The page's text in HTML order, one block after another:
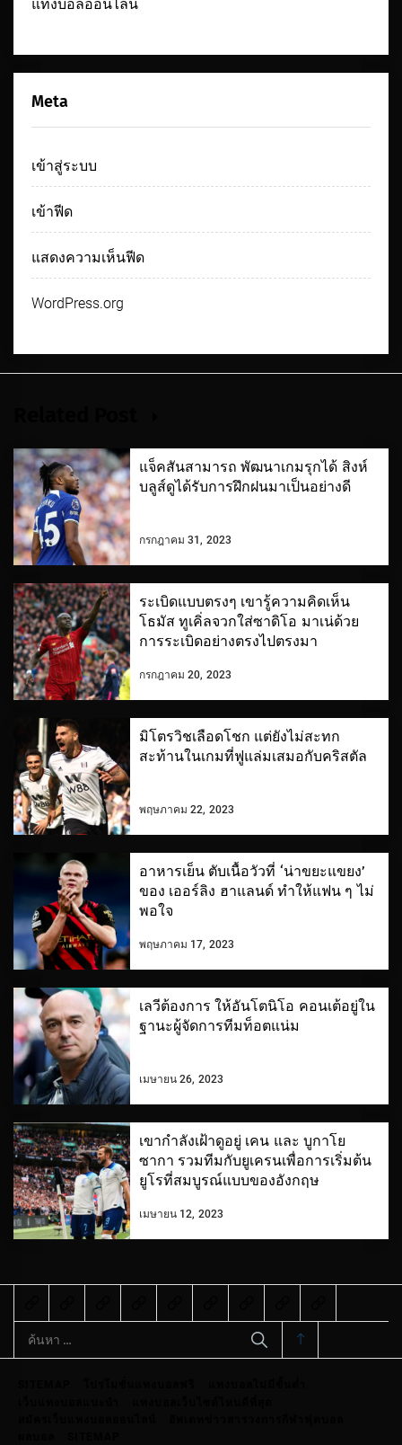
แทงบอลออนไลน์
Meta
เข้าสู่ระบบ
เข้าฟีด
แสดงความเห็นฟีด
WordPress.org
แจ็คสันสามารถ พัฒนาเกมรุกได้ สิงห์
บลูส์ดูได้รับการฝึกฝนมาเป็นอย่างดี
กรกฎาคม 31, 2023
ระเบิดแบบตรงๆ เขารู้ความคิดเห็น
โธมัส ทูเคิ่ลจวกใส่ซาดิโอ มาเน่ด้วย
การระเบิดอย่างตรงไปตรงมา
กรกฎาคม 20, 2023
มิโตรวิชเลือดโชก แต่ยังไม่สะทก
สะท้านในเกมที่ฟูแล่มเสมอกับคริสตัล
พฤษภาคม 22, 2023
อาหารเย็น ตับเนื้อวัวที่ ‘น่าขยะแขยง’
ของ เออร์ลิง ฮาแลนด์ ทำให้แฟน ๆ ไม่
พอใจ
พฤษภาคม 17, 2023
เลวีต้องการ ให้อันโตนิโอ คอนเต้อยู่ใน
ฐานะผู้จัดการทีมท็อตแน่ม
เมษายน 26, 2023
เขากำลังเฝ้าดูอยู่ เคน และ บูกาโย
ซากา รวมทีมกับยูเครนเพื่อการเริ่มต้น
ยูโรที่สมบูรณ์แบบของอังกฤษ
เมษายน 12, 2023
ค้นหา
สำหรับ: